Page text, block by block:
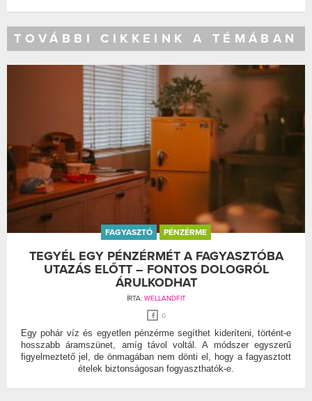
TOVÁBBI CIKKEINK A TÉMÁBAN
FAGYASZTÓ PÉNZÉRME
TEGYÉL EGY PÉNZÉRMÉT A FAGYASZTÓBA
UTAZÁS ELŐTT – FONTOS DOLOGRÓL
ÁRULKODHAT
ÍRTA: WELLANDFIT
0
Egy pohár víz és egyetlen pénzérme segíthet kideríteni, történt-e
hosszabb áramszünet, amíg távol voltál. A módszer egyszerű
figyelmeztető jel, de önmagában nem dönti el, hogy a fagyasztott
ételek biztonságosan fogyaszthatók-e.